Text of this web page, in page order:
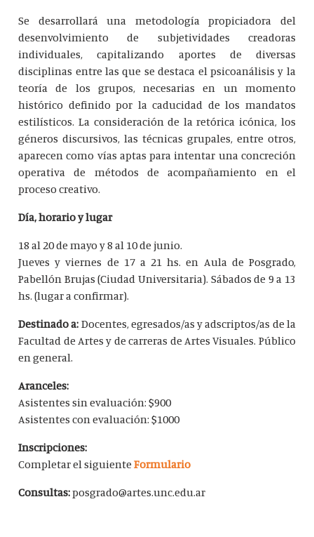
Se desarrollará una metodología propiciadora del
desenvolvimiento de subjetividades creadoras
individuales, capitalizando aportes de diversas
disciplinas entre las que se destaca el psicoanálisis y la
teoría de los grupos, necesarias en un momento
histórico definido por la caducidad de los mandatos
estilísticos. La consideración de la retórica icónica, los
géneros discursivos, las técnicas grupales, entre otros,
aparecen como vías aptas para intentar una concreción
operativa de métodos de acompañamiento en el
proceso creativo.
Día, horario y lugar
18 al 20 de mayo y 8 al 10 de junio.
Jueves y viernes de 17 a 21 hs. en Aula de Posgrado,
Pabellón Brujas (Ciudad Universitaria). Sábados de 9 a 13
hs. (lugar a confirmar).
Destinado a: Docentes, egresados/as y adscriptos/as de la
Facultad de Artes y de carreras de Artes Visuales. Público
en general.
Aranceles:
Asistentes sin evaluación: $900
Asistentes con evaluación: $1000
Inscripciones:
Completar el siguienteFormulario
Consultas:posgrado@artes.unc.edu.ar